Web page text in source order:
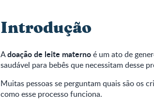
Introdução
Adoação de leite maternoé um ato de
saudável para bebês que necessitam desse
Muitas pessoas se perguntam quais são os
como esse processo funciona.